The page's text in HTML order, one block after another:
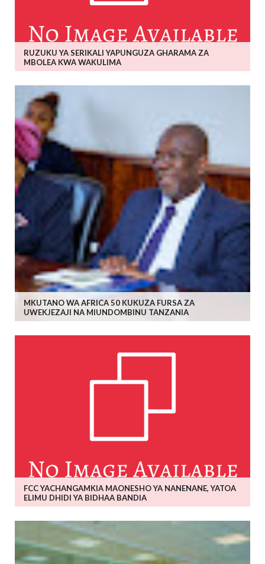
RUZUKU YA SERIKALI YAPUNGUZA GHARAMA ZA
MBOLEA KWA WAKULIMA
MKUTANO WA AFRICA 50 KUKUZA FURSA ZA
UWEKJEZAJI NA MIUNDOMBINU TANZANIA
FCC YACHANGAMKIA MAONESHO YA NANENANE, YATOA
ELIMU DHIDI YA BIDHAA BANDIA